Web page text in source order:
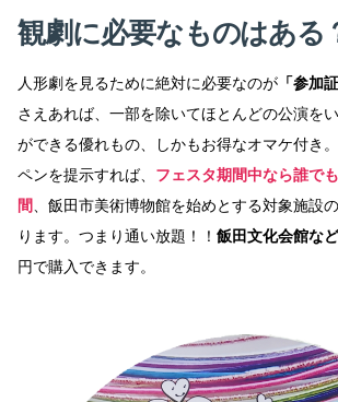
観劇に必要なものはある
人形劇を見るために絶対に必要なのが 「参加
さえあれば、一部を除いてほとんどの公演を
ができる優れもの、しかもお得なオマケ付き
ペンを提示すれば、 フェスタ期間中なら誰で
間 、飯田市美術博物館を始めとする対象施設
ります。つまり通い放題！！ 飯田文化会館な
円で購入できます。